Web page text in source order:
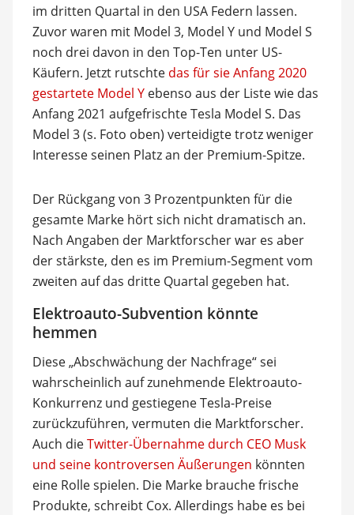
im dritten Quartal in den USA Federn lassen.
Zuvor waren mit Model 3, Model Y und Model S
noch drei davon in den Top-Ten unter US-
Käufern. Jetzt rutschte das für sie Anfang 2020
gestartete Model Yebenso aus der Liste wie das
Anfang 2021 aufgefrischte Tesla Model S. Das
Model 3 (s. Foto oben) verteidigte trotz weniger
Interesse seinen Platz an der Premium-Spitze.
Der Rückgang von 3 Prozentpunkten für die
gesamte Marke hört sich nicht dramatisch an.
Nach Angaben der Marktforscher war es aber
der stärkste, den es im Premium-Segment vom
zweiten auf das dritte Quartal gegeben hat.
Elektroauto-Subvention könnte
hemmen
Diese „Abschwächung der Nachfrage“ sei
wahrscheinlich auf zunehmende Elektroauto-
Konkurrenz und gestiegene Tesla-Preise
zurückzuführen, vermuten die Marktforscher.
Auch dieTwitter-Übernahme durch CEO Musk
und seine kontroversen Äußerungen könnten
eine Rolle spielen. Die Marke brauche frische
Produkte, schreibt Cox. Allerdings habe es bei